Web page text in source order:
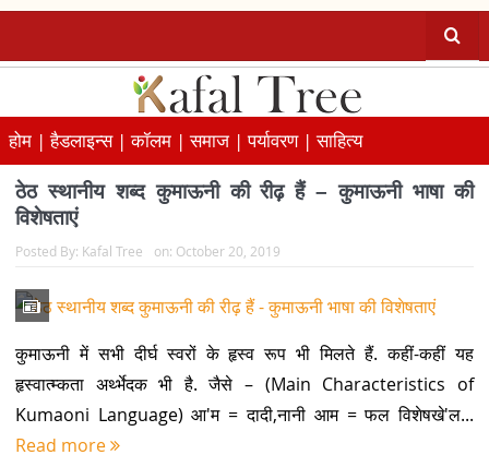
होम |हैडलाइन्स |कॉलम |समाज |पर्यावरण |साहित्य
ठेठ स्थानीय शब्द कुमाऊनी की रीढ़ हैं – कुमाऊनी भाषा की
विशेषताएं
Posted By: Kafal Tree on: October 20, 2019
कुमाऊनी में सभी दीर्घ स्वरों के हृस्व रूप भी मिलते हैं. कहीं-कहीं यह
हृस्वात्म्कता अर्थ्भेदक भी है. जैसे – (Main Characteristics of
Kumaoni Language) आ'म = दादी,नानी आम = फल विशेषखे'ल...
Read more